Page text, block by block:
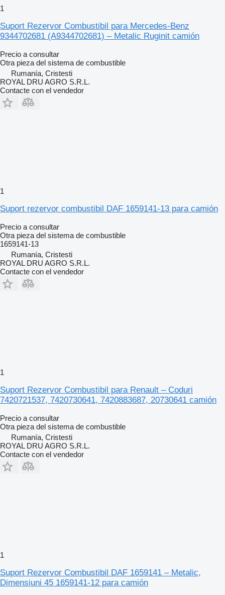
1
Suport Rezervor Combustibil para Mercedes-Benz
9344702681 (A9344702681) – Metalic Ruginit camión
Precio a consultar
Otra pieza del sistema de combustible
Rumanía, Cristesti
ROYAL DRU AGRO S.R.L.
Contacte con el vendedor
1
Suport rezervor combustibil DAF 1659141-13 para camión
Precio a consultar
Otra pieza del sistema de combustible
1659141-13
Rumanía, Cristesti
ROYAL DRU AGRO S.R.L.
Contacte con el vendedor
1
Suport Rezervor Combustibil para Renault – Coduri
7420721537, 7420730641, 7420883687, 20730641 camión
Precio a consultar
Otra pieza del sistema de combustible
Rumanía, Cristesti
ROYAL DRU AGRO S.R.L.
Contacte con el vendedor
1
Suport Rezervor Combustibil DAF 1659141 – Metalic,
Dimensiuni 45 1659141-12 para camión